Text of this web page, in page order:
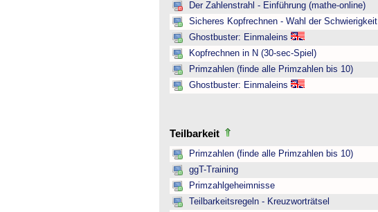
Der Zahlenstrahl - Einführung (mathe-online)
Sicheres Kopfrechnen - Wahl der Schwierigkeit
Ghostbuster: Einmaleins
Kopfrechnen in N (30-sec-Spiel)
Primzahlen (finde alle Primzahlen bis 10)
Ghostbuster: Einmaleins
Teilbarkeit
Primzahlen (finde alle Primzahlen bis 10)
ggT-Training
Primzahlgeheimnisse
Teilbarkeitsregeln - Kreuzworträtsel